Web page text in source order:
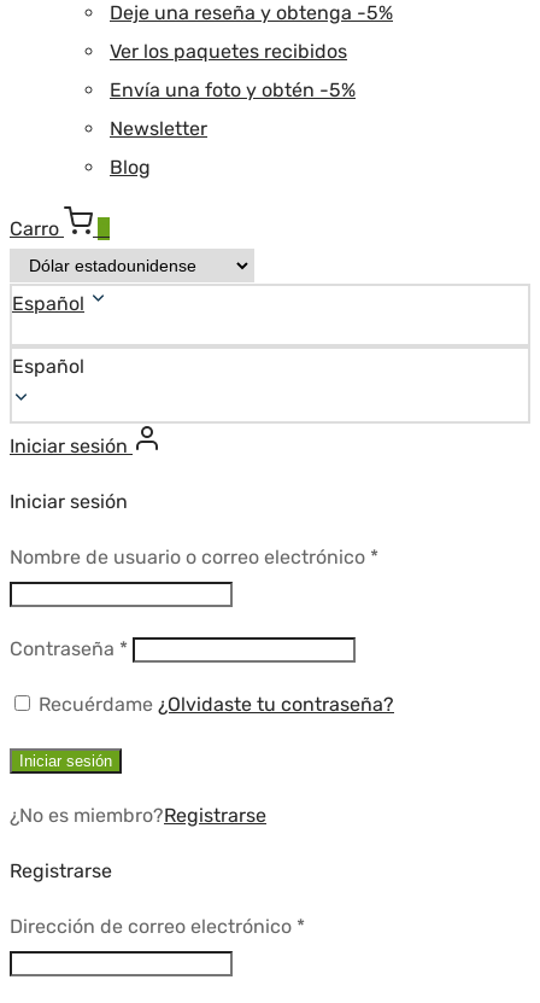
Deje una reseña y obtenga -5%
Ver los paquetes recibidos
Envía una foto y obtén -5%
Newsletter
Blog
Carro
Español
Español
Iniciar sesión
Iniciar sesión
Nombre de usuario o correo electrónico *Requerido
Contraseña *Requerido
Recuérdame ¿Olvidaste tu contraseña?
Iniciar sesión
¿No es miembro?Registrarse
Registrarse
Dirección de correo electrónico *Requerido